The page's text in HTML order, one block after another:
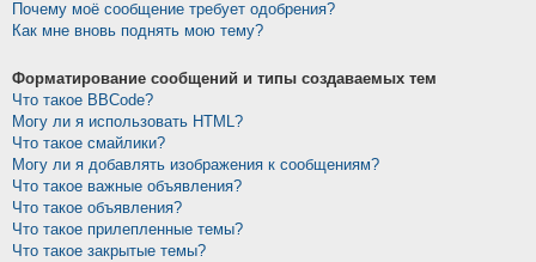
Почему моё сообщение требует одобрения?
Как мне вновь поднять мою тему?
Форматирование сообщений и типы создаваемых тем
Что такое BBCode?
Могу ли я использовать HTML?
Что такое смайлики?
Могу ли я добавлять изображения к сообщениям?
Что такое важные объявления?
Что такое объявления?
Что такое прилепленные темы?
Что такое закрытые темы?